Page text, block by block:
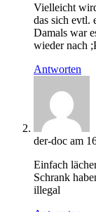
Vielleicht
das sich evtl.
Damals war
wieder nach
Antworten
der-doc am
Einfach
Schrank
illegal